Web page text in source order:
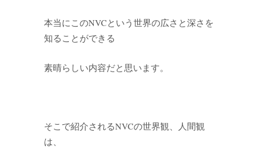
本当にこのNVCという世界の広さと深さを
知ることができる
素晴らしい内容だと思います。
そこで紹介されるNVCの世界観、人間観
は、